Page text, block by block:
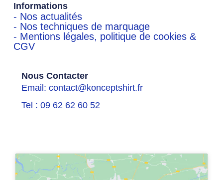
Informations
- Nos actualités
- Nos techniques de marquage
- Mentions légales, politique de cookies &
CGV
Nous Contacter
Email: contact@konceptshirt.fr
Tel : 09 62 62 60 52